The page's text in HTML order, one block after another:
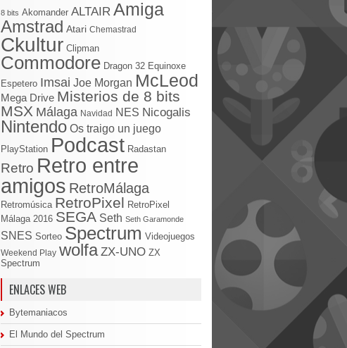
8 bits Akomander ALTAIR Amiga
Amstrad Atari Chemastrad
Ckultur Clipman
Commodore Dragon 32 Equinoxe
Espetero Imsai Joe Morgan McLeod
Mega Drive Misterios de 8 bits
MSX Málaga Navidad NES Nicogalis
Nintendo Os traigo un juego
PlayStation Podcast Radastan
Retro Retro entre
amigos RetroMálaga
Retromúsica RetroPixel RetroPixel
Málaga 2016 SEGA Seth Seth Garamonde
SNES Sorteo Spectrum Videojuegos
Weekend Play wolfa ZX-UNO ZX
Spectrum
ENLACES WEB
Bytemaniacos
El Mundo del Spectrum